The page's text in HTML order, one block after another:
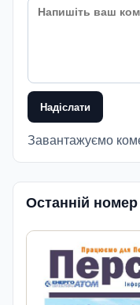
Надіслати
Завантажуємо
Останній номер